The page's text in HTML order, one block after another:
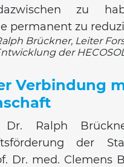
zu
permanent zu
Brückner, Leiter
der
Verbindung
Dr. Ralph
der
Dr. med. Clemens